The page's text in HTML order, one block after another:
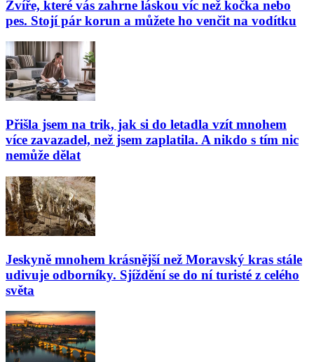
Zvíře, které vás zahrne láskou víc než kočka nebo
pes. Stojí pár korun a můžete ho venčit na vodítku
Přišla jsem na trik, jak si do letadla vzít mnohem
více zavazadel, než jsem zaplatila. A nikdo s tím nic
nemůže dělat
Jeskyně mnohem krásnější než Moravský kras stále
udivuje odborníky. Sjíždění se do ní turisté z celého
světa